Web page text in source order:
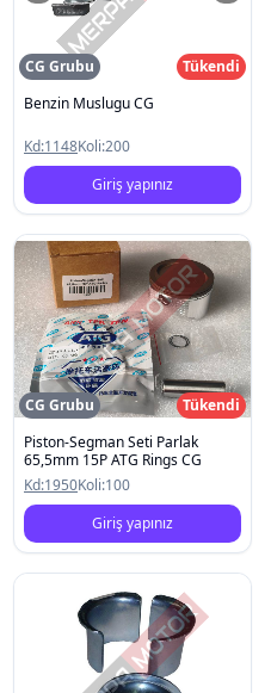
CG Grubu
Tükendi
Benzin Muslugu CG
Kd:1148Koli:200
Giriş yapınız
CG Grubu
Tükendi
Piston-Segman Seti Parlak
65,5mm 15P ATG Rings CG
Kd:1950Koli:100
Giriş yapınız